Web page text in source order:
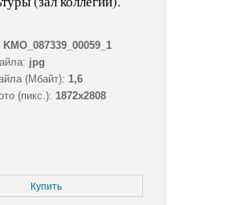
KMO_087339_00059_1
jpg
(Мбайт): 1,6
(пикс.): 1872x2808
Купить